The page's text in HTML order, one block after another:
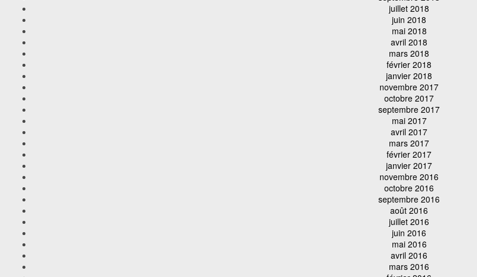
juillet 2018
juin 2018
mai 2018
avril 2018
mars 2018
février 2018
janvier 2018
novembre 2017
octobre 2017
septembre 2017
mai 2017
avril 2017
mars 2017
février 2017
janvier 2017
novembre 2016
octobre 2016
septembre 2016
août 2016
juillet 2016
juin 2016
mai 2016
avril 2016
mars 2016